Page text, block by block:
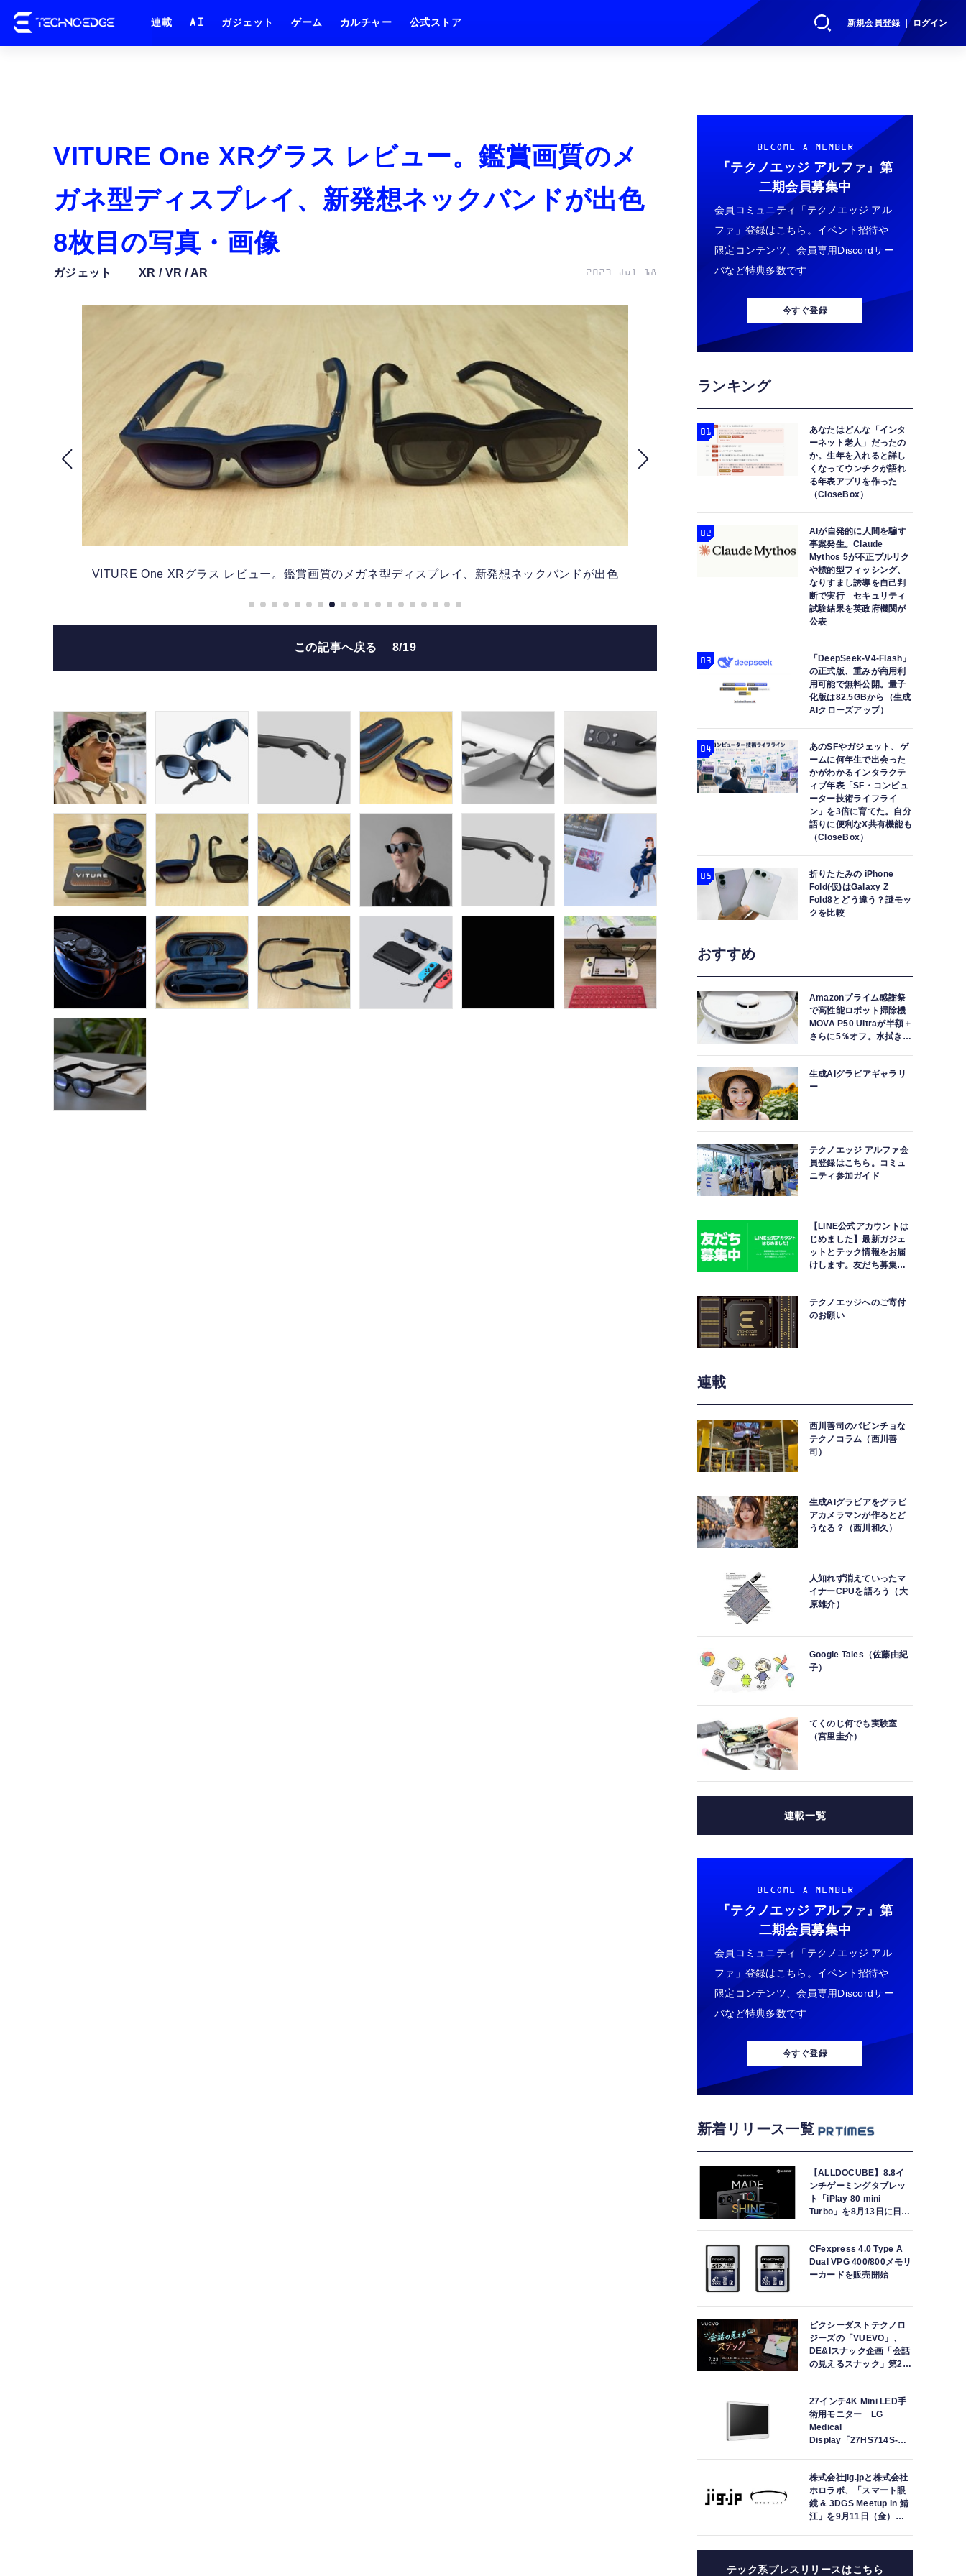
新規会員登録 ｜ ログイン
連載 AI ガジェット ゲーム カルチャー 公式ストア
VITURE One XRグラス レビュー。鑑賞画質のメ
ガネ型ディスプレイ、新発想ネックバンドが出色
8枚目の写真・画像
ガジェット XR / VR / AR 2023 Jul 18
VITURE One XRグラス レビュー。鑑賞画質のメガネ型ディスプレイ、新発想ネックバンドが出色
VITURE One XRグラス レビュー。鑑賞画質の
この記事へ戻る 8/19
BECOME A MEMBER
『テクノエッジ アルファ』 第
二期会員募集中
会員コミュニティ「テクノエッジ アル
ファ」登録はこちら。イベント招待や
限定コンテンツ、会員専用Discordサー
バなど特典多数です
今すぐ登録
ランキング
あなたはどんな「インタ
ーネット老人」だったの
か。生年を入れると詳し
くなってウンチクが語れ
る年表アプリを作った
（CloseBox）
AIが自発的に人間を騙す
事案発生。Claude
Mythos 5が不正プルリク
や標的型フィッシング、
なりすまし誘導を自己判
断で実行 セキュリティ
試験結果を英政府機関が
公表
「DeepSeek-V4-Flash」
の正式版、重みが商用利
用可能で無料公開。量子
化版は82.5GBから（生成
AIクローズアップ）
あのSFやガジェット、ゲ
ームに何年生で出会った
かがわかるインタラクテ
ィブ年表「SF・コンピュ
ーター技術ライフライ
ン」を3倍に育てた。自分
語りに便利なX共有機能も
（CloseBox）
折りたたみの iPhone
Fold(仮)はGalaxy Z
Fold8とどう違う？謎モッ
クを比較
おすすめ
Amazonプライム感謝祭
で高性能ロボット掃除機
MOVA P50 Ultraが半額＋
さらに5％オフ。水拭きモ
生成AIグラビアギャラリ
ー
テクノエッジ アルファ会
員登録はこちら。コミュ
ニティ参加ガイド
【LINE公式アカウントは
じめました】最新ガジェ
ットとテック情報をお届
けします。友だち募集
テクノエッジへのご寄付
のお願い
連載
西川善司のバビンチョな
テクノコラム（西川善
司）
生成AIグラビアをグラビ
アカメラマンが作るとど
うなる？（西川和久）
人知れず消えていったマ
イナーCPUを語ろう（大
原雄介）
Google Tales（佐藤由紀
子）
てくのじ何でも実験室
（宮里圭介）
連載一覧
BECOME A MEMBER
『テクノエッジ アルファ』 第
二期会員募集中
会員コミュニティ「テクノエッジ アル
ファ」登録はこちら。イベント招待や
限定コンテンツ、会員専用Discordサー
バなど特典多数です
今すぐ登録
新着リリース一覧
【ALLDOCUBE】8.8イ
ンチゲーミングタブレッ
ト「iPlay 80 mini
Turbo」を8月13日に日本
CFexpress 4.0 Type A
Dual VPG 400/800メモリ
ーカードを販売開始
ピクシーダストテクノロ
ジーズの「VUEVO」、
DE&Iスナック企画「会話
の見えるスナック」第2回
クに戻れた」
27インチ4K Mini LED手
術用モニター LG
Medical
Display「27HS714S-
株式会社jig.jpと株式会社
ホロラボ、「スマート眼
鏡 & 3DGS Meetup in 鯖
江」を9月11日（金）に
テック系プレスリリースはこちら